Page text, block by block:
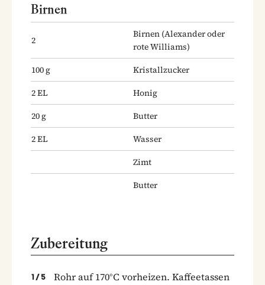
Birnen
2
Birnen (Alexander oder
rote Williams)
100g
Kristallzucker
2EL
Honig
20g
Butter
2EL
Wasser
Zimt
Butter
Zubereitung
1 / 5
Rohr auf 170°C vorheizen. Kaffeetassen